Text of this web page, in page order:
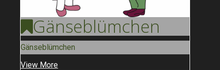
GänseBlümchen
Gänseblümchen
View More